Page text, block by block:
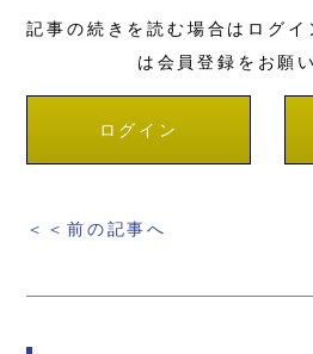
記事の続きを読む場合はログイ
は会員登録をお願
ログイン
＜＜前の記事へ